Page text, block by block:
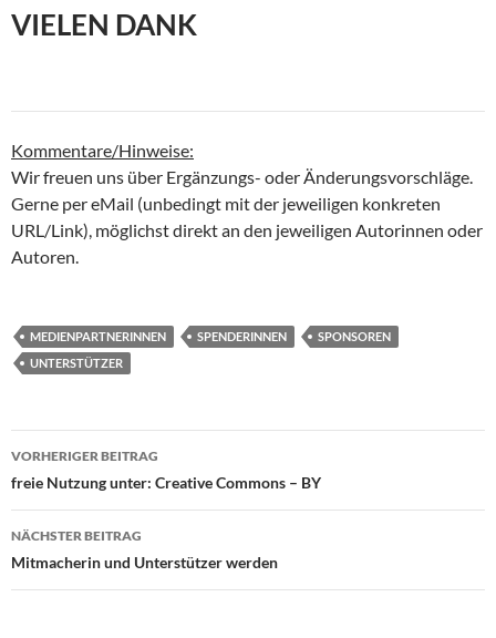
VIELEN DANK
Kommentare/Hinweise:
Wir freuen uns über Ergänzungs- oder Änderungsvorschläge.
Gerne per eMail (unbedingt mit der jeweiligen konkreten
URL/Link), möglichst direkt an den jeweiligen Autorinnen oder
Autoren.
MEDIENPARTNERINNEN SPENDERINNEN
SPONSOREN
UNTERSTÜTZER
Beitragsnavigation
VORHERIGER BEITRAG
freie Nutzung unter: Creative Commons – BY
NÄCHSTER BEITRAG
Mitmacherin und Unterstützer werden